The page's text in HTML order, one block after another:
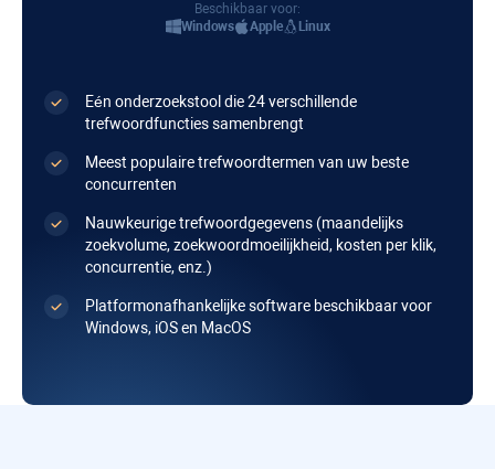
Beschikbaar voor:
Windows
Apple Linux
Eén onderzoekstool die 24 verschillende
trefwoordfuncties samenbrengt
Meest populaire trefwoordtermen van uw beste
concurrenten
Nauwkeurige trefwoordgegevens (maandelijks
zoekvolume, zoekwoordmoeilijkheid, kosten per klik,
concurrentie, enz.)
Platformonafhankelijke software beschikbaar voor
Windows, iOSen MacOS